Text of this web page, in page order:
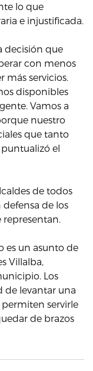
lo que
e injustificada.
decisión que
con menos
más servicios.
disponibles
Vamos a
nuestro
que tanto
puntualizó el
de todos
de los
es un asunto de
Villalba,
Los
de levantar una
permiten servirle
de brazos